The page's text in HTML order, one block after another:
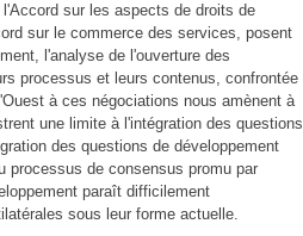
sur les aspects de droits de
sur le commerce des services, posent
l'analyse de l'ouverture des
processus et leurs contenus, confrontée
à ces négociations nous amènent à
une limite à l'intégration des questions
des questions de développement
processus de consensus promu par
paraît difficilement
sous leur forme actuelle.